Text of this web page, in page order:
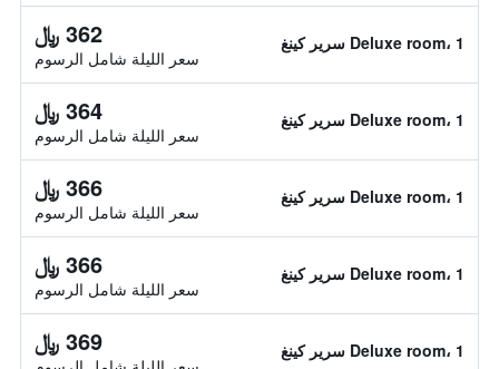
Deluxe room، 1 سرير كينغ 362 ﷼
سعر الليلة شامل الرسوم
Deluxe room، 1 سرير كينغ 364 ﷼
سعر الليلة شامل الرسوم
Deluxe room، 1 سرير كينغ 366 ﷼
سعر الليلة شامل الرسوم
Deluxe room، 1 سرير كينغ 366 ﷼
سعر الليلة شامل الرسوم
Deluxe room، 1 سرير كينغ 369 ﷼